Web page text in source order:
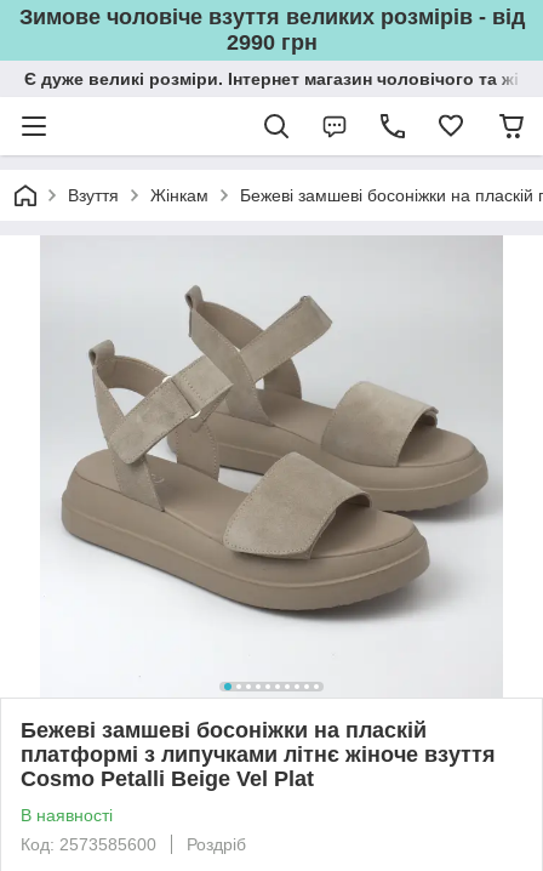
Зимове чоловіче взуття великих розмірів - від
2990 грн
Є дуже великі розміри. Інтернет магазин чоловічого та
Взуття Жінкам Бежеві замшеві босоніжки на
Бежеві замшеві босоніжки на пласкій
платформі з липучками літнє жіноче взуття
Cosmo Petalli Beige Vel Plat
В наявності
Код: 2573585600
Роздріб